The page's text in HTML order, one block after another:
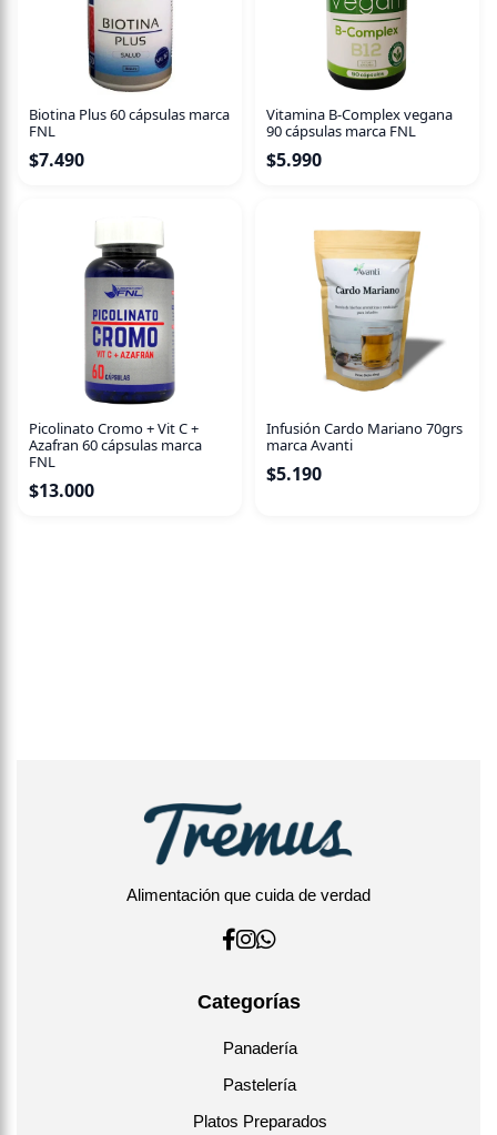
Biotina Plus 60 cápsulas marca
FNL
$7.490
Vitamina B-Complex vegana
90 cápsulas marca FNL
$5.990
Picolinato Cromo + Vit C +
Azafran 60 cápsulas marca
FNL
$13.000
Infusión Cardo Mariano 70grs
marca Avanti
$5.190
Alimentación que cuida de verdad
Categorías
Panadería
Pastelería
Platos Preparados